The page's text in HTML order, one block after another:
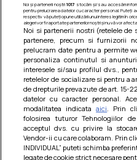
Barcute din vinete
Un deliciu usor de
Noi și partenerii noștri 1017 stocăm și/sau accesăm
pentru prelucrarea datelor cu caracter personal. Puteți
respectiv vă puteți opune utilizării unui interes legitim în
alegeri vor fi raportate partenerilor noștri și nu vă vor
Noi si partenerii nostri (retelele
partenere, precum si furnizorii
prelucram date pentru a permite
personaliza continutul si
interesele si/sau profilul dvs.,
retelelor de socializare si pentru a
de drepturile prevazute de art. 15-
datelor cu caracter personal.
modalitatea indicataaici . Prin
folosirea tuturor Tehnologiilor
acceptul dvs. cu privire la
Vendor-ii cu care colaboram. Prin
INDIVIDUAL” puteti schimba
legate de cookie strict necesare